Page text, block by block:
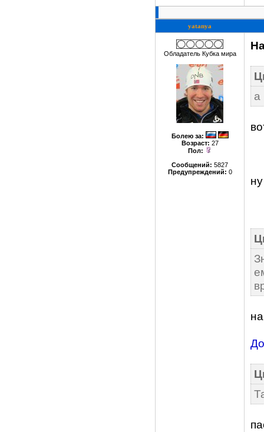
yatanya
Обладатель Кубка мира
Болею за:
Возраст: 27
Пол:
Сообщений: 5827
Предупреждений: 0
а